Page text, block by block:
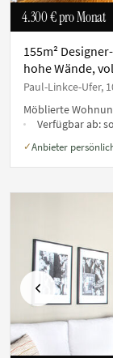
4.300 €pro Monat
155m²
hohe Wände,
Paul-Linkce-Ufer,
Möblierte
Verfügbar ab:
✓Anbieter
Vorherige